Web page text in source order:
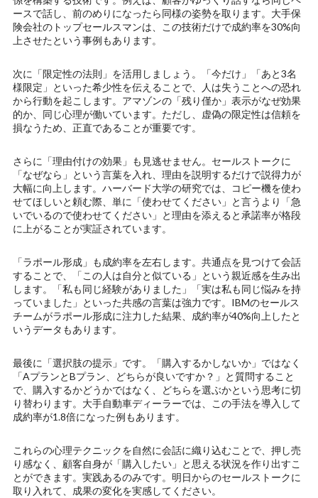
ースで話し、前のめりになったら同様の姿勢を取ります。大手保
険会社のトップセールスマンは、この技術だけで成約率を30%向
上させたという事例もあります。
次に「限定性の法則」を活用しましょう。「今だけ」「あと3名
様限定」といった希少性を伝えることで、人は失うことへの恐れ
から行動を起こします。アマゾンの「残り僅か」表示がなぜ効果
的か、同じ心理が働いています。ただし、虚偽の限定性は信頼を
損なうため、正直であることが重要です。
さらに「理由付けの効果」も見逃せません。セールストークに
「なぜなら」という言葉を入れ、理由を説明するだけで説得力が
大幅に向上します。ハーバード大学の研究では、コピー機を使わ
せてほしいと頼む際、単に「使わせてください」と言うより「急
いでいるので使わせてください」と理由を添えると承諾率が格段
に上がることが実証されています。
「ラポール形成」も成約率を左右します。共通点を見つけて会話
することで、「この人は自分と似ている」という親近感を生み出
します。「私も同じ経験がありました」「実は私も同じ悩みを持
っていました」といった共感の言葉は強力です。IBMのセールス
チームがラポール形成に注力した結果、成約率が40%向上したと
いうデータもあります。
最後に「選択肢の提示」です。「購入するかしないか」ではなく
「AプランとBプラン、どちらが良いですか？」と質問すること
で、購入するかどうかではなく、どちらを選ぶかという思考に切
り替わります。大手自動車ディーラーでは、この手法を導入して
成約率が1.8倍になった例もあります。
これらの心理テクニックを自然に会話に織り込むことで、押し売
り感なく、顧客自身が「購入したい」と思える状況を作り出すこ
とができます。実践あるのみです。明日からのセールストークに
取り入れて、成果の変化を実感してください。